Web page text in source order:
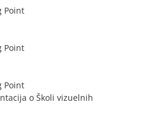
Point
Point
Point
o Školi vizuelnih